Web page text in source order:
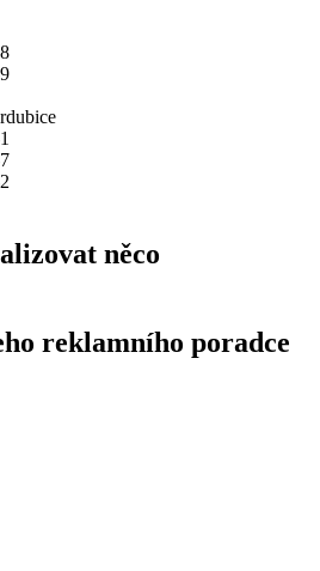
něco
reklamního poradce